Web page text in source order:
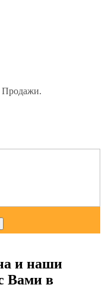
Продажи.
и наши
Вами в